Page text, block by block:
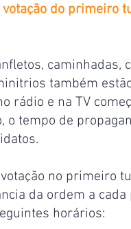
votação do primeiro
caminhadas,
também
rádio e na TV
o tempo de
no primeiro
da ordem a
horários: